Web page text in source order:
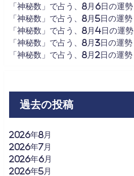
「神秘数」で占う、8月6日の運勢
「神秘数」で占う、8月5日の運勢
「神秘数」で占う、8月4日の運勢
「神秘数」で占う、8月3日の運勢
「神秘数」で占う、8月2日の運勢
過去の投稿
2026年8月
2026年7月
2026年6月
2026年5月